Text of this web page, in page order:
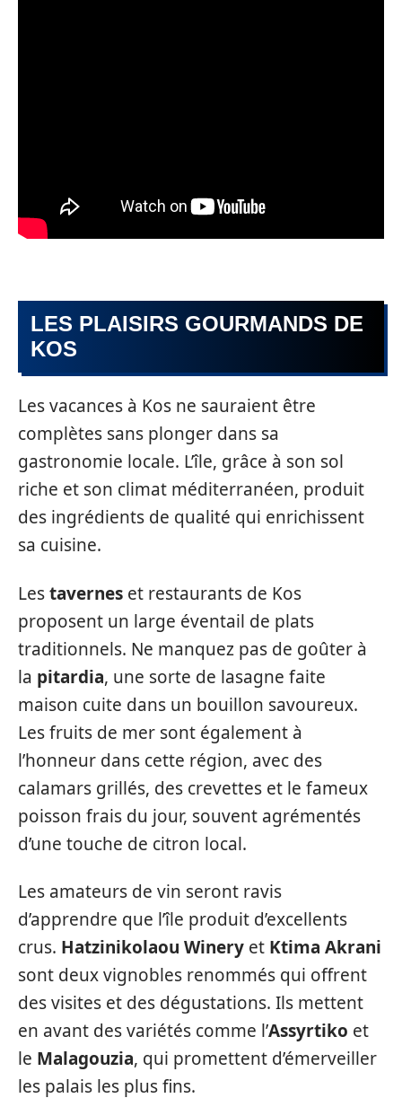
LES PLAISIRS GOURMANDS DE
KOS
Les vacances à Kos ne sauraient être
complètes sans plonger dans sa
gastronomie locale. L’île, grâce à son sol
riche et son climat méditerranéen, produit
des ingrédients de qualité qui enrichissent
sa cuisine.
Lestavernes et restaurants de Kos
proposent un large éventail de plats
traditionnels. Ne manquez pas de goûter à
la pitardia, une sorte de lasagne faite
maison cuite dans un bouillon savoureux.
Les fruits de mer sont également à
l’honneur dans cette région, avec des
calamars grillés, des crevettes et le fameux
poisson frais du jour, souvent agrémentés
d’une touche de citron local.
Les amateurs de vin seront ravis
d’apprendre que l’île produit d’excellents
crus. Hatzinikolaou Winery et Ktima Akrani
sont deux vignobles renommés qui offrent
des visites et des dégustations. Ils mettent
en avant des variétés comme l’Assyrtiko et
le Malagouzia, qui promettent d’émerveiller
les palais les plus fins.